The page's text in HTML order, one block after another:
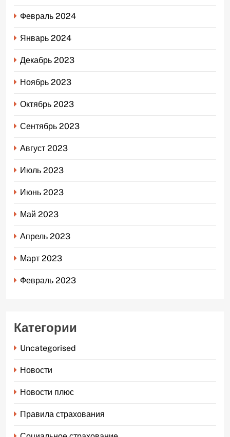
Февраль 2024
Январь 2024
Декабрь 2023
Ноябрь 2023
Октябрь 2023
Сентябрь 2023
Август 2023
Июль 2023
Июнь 2023
Май 2023
Апрель 2023
Март 2023
Февраль 2023
Категории
Uncategorised
Новости
Новости плюс
Правила страхования